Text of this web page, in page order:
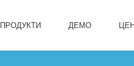
ПРОДУКТИ ДЕМО